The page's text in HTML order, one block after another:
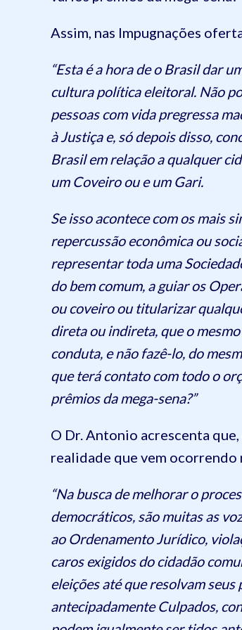
Assim, nas Impugnações
“Esta é a hora de o Brasil dar
cultura política eleitoral. Não
pessoas com vida pregressa
à Justiça e, só depois disso,
Brasil em relação a qualquer
um Coveiro ou e um Gari.
Se isso acontece com os mais
repercussão econômica ou
representar toda uma
do bem comum, a guiar os
ou coveiro ou titularizar
direta ou indireta, que o
conduta, e não fazê-lo, do
que terá contato com todo o
prêmios da mega-sena?”
O Dr. Antonio acrescenta
realidade que vem ocorrendo
“Na busca de melhorar o
democráticos, são muitas as
ao Ordenamento Jurídico,
caros exigidos do cidadão
eleições até que resolvam
antecipadamente Culpados,